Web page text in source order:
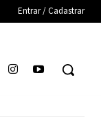
Entrar / Cadastrar